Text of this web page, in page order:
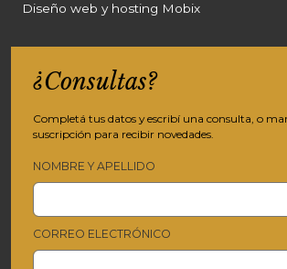
Diseño web y hosting Mobix
¿Consultas?
Completá tus datos y escribí una consulta, o
suscripción para recibir novedades.
NOMBRE Y APELLIDO
CORREO ELECTRÓNICO